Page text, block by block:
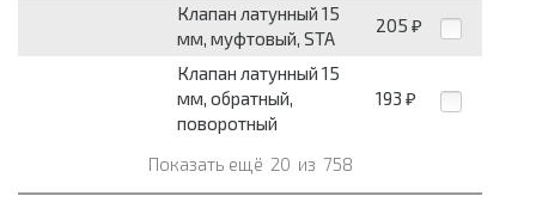
Клапан латунный 15
мм, муфтовый, STA
205 ₽
Клапан латунный 15
мм, обратный,
поворотный
193 ₽
Показать ещё 20 из 758